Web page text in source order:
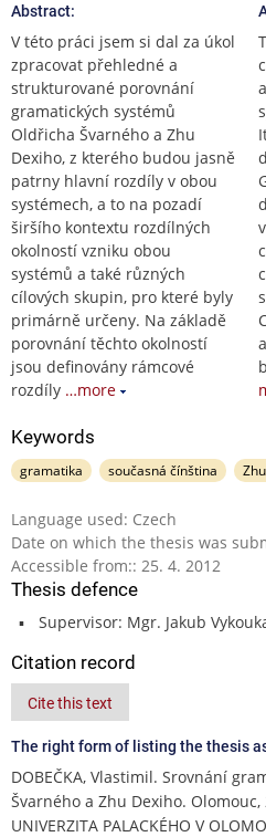
Abstract:
V této práci jsem si dal za úkol
zpracovat přehledné a
strukturované porovnání
gramatických systémů
Oldřicha Švarného a Zhu
Dexiho, z kterého budou jasně
patrny hlavní rozdíly v obou
systémech, a to na pozadí
širšího kontextu rozdílných
okolností vzniku obou
systémů a také různých
cílových skupin, pro které byly
primárně určeny. Na základě
porovnání těchto okolností
jsou definovány rámcové
rozdíly …more
Keywords
gramatika současná čínština
Language used: Czech
Date on which the thesis was
Accessible from:: 25. 4. 2012
Thesis defence
Supervisor: Mgr. Jakub
Citation record
Cite this text
The right form of listing the thesis
DOBEČKA, Vlastimil. Srovnání
Švarného a Zhu Dexiho.
UNIVERZITA PALACKÉHO V